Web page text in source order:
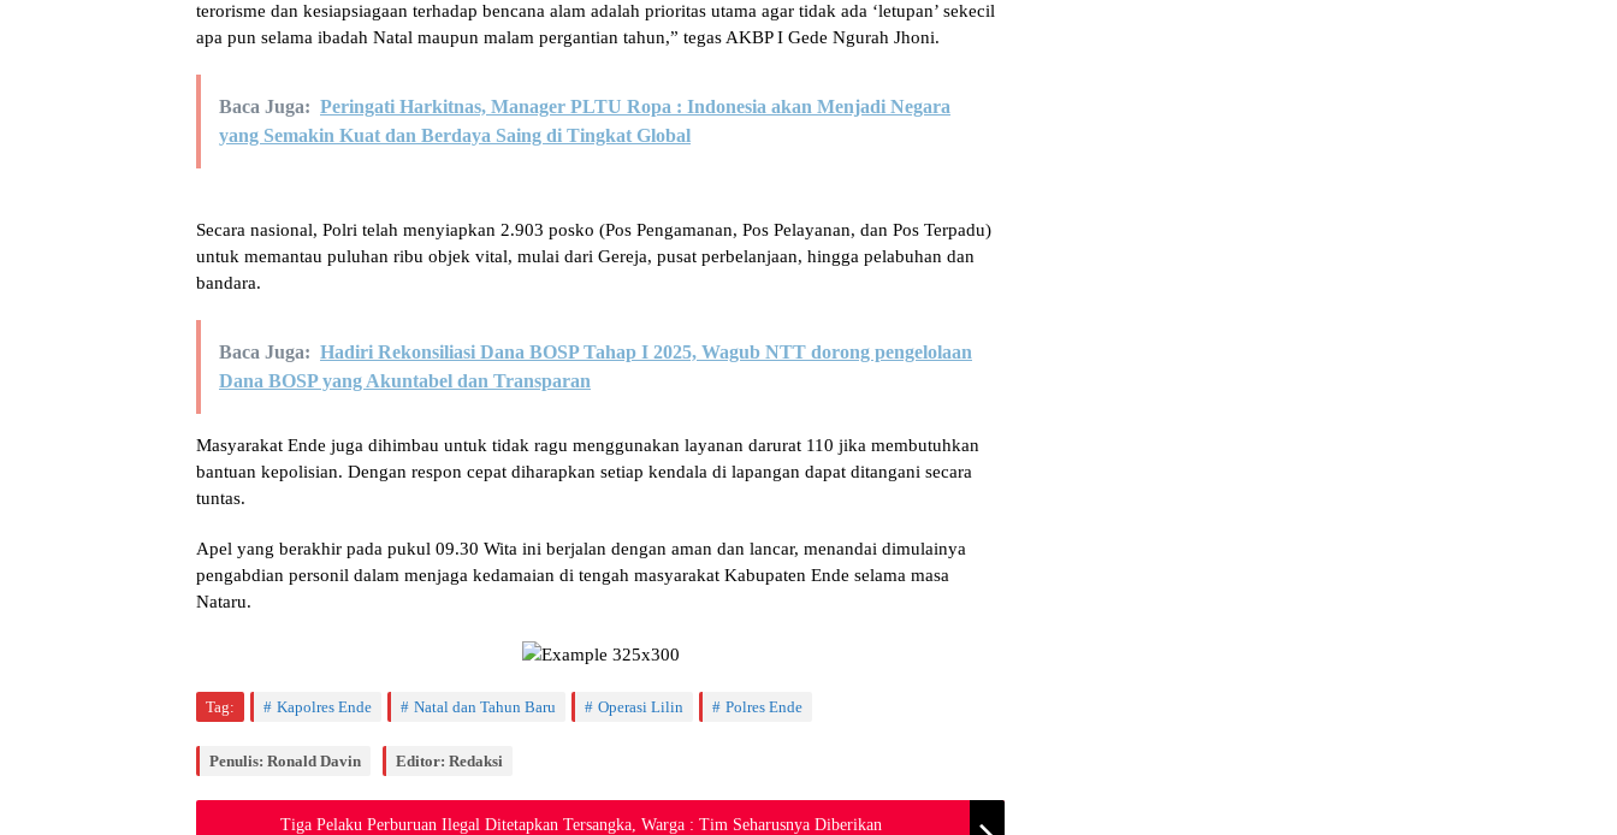
terorisme dan kesiapsiagaan terhadap bencana alam adalah prioritas utama agar tidak ada ‘letupan’ sekecil
apa pun selama ibadah Natal maupun malam pergantian tahun,” tegas AKBP I Gede Ngurah Jhoni.
Baca Juga: Peringati Harkitnas, Manager PLTU Ropa : Indonesia akan Menjadi Negara
yang Semakin Kuat dan Berdaya Saing di Tingkat Global
​Secara nasional, Polri telah menyiapkan 2.903 posko (Pos Pengamanan, Pos Pelayanan, dan Pos Terpadu)
untuk memantau puluhan ribu objek vital, mulai dari Gereja, pusat perbelanjaan, hingga pelabuhan dan
bandara.
Baca Juga: Hadiri Rekonsiliasi Dana BOSP Tahap I 2025, Wagub NTT dorong pengelolaan
Dana BOSP yang Akuntabel dan Transparan
​Masyarakat Ende juga dihimbau untuk tidak ragu menggunakan layanan darurat 110 jika membutuhkan
bantuan kepolisian. Dengan respon cepat diharapkan setiap kendala di lapangan dapat ditangani secara
tuntas.
​Apel yang berakhir pada pukul 09.30 Wita ini berjalan dengan aman dan lancar, menandai dimulainya
pengabdian personil dalam menjaga kedamaian di tengah masyarakat Kabupaten Ende selama masa
Nataru.
Tag: Kapolres Ende Natal dan Tahun Baru Operasi Lilin Polres Ende
Penulis: Ronald Davin Editor: Redaksi
Tiga Pelaku Perburuan Ilegal Ditetapkan Tersangka, Warga : Tim Seharusnya Diberikan